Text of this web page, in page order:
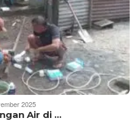
2025
Air di …